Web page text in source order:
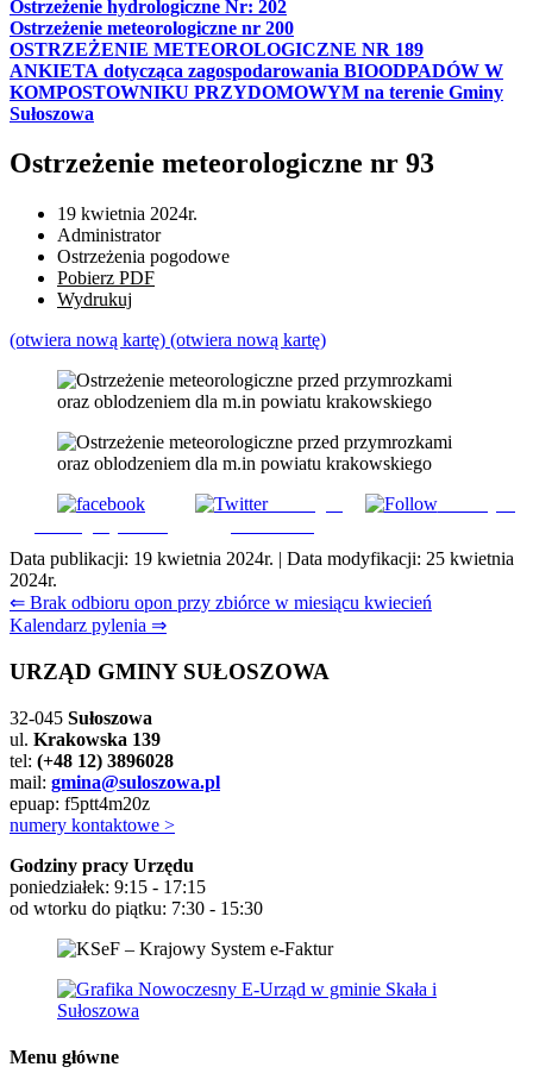
Ostrzeżenie hydrologiczne Nr: 202
Ostrzeżenie meteorologiczne nr 200
OSTRZEŻENIE METEOROLOGICZNE NR 189
ANKIETA dotycząca zagospodarowania BIOODPADÓW W
KOMPOSTOWNIKU PRZYDOMOWYM na terenie Gminy
Sułoszowa
Ostrzeżenie meteorologiczne nr 93
19 kwietnia 2024r.
Administrator
Ostrzeżenia pogodowe
Pobierz PDF
Wydrukuj
(otwiera nową kartę) (otwiera nową kartę)
Udostępnij
Subskrybuj
Data publikacji: 19 kwietnia 2024r. | Data modyfikacji: 25 kwietnia
2024r.
Nawigacja
wpisu
⇐ Brak odbioru opon przy zbiórce w miesiącu kwiecień
Kalendarz pylenia ⇒
URZĄD GMINY SUŁOSZOWA
32-045 Sułoszowa
ul. Krakowska 139
tel: (+48 12) 3896028
mail: gmina@suloszowa.pl
epuap: f5ptt4m20z
numery kontaktowe >
Godziny pracy Urzędu
poniedziałek: 9:15 - 17:15
od wtorku do piątku: 7:30 - 15:30
Menu główne